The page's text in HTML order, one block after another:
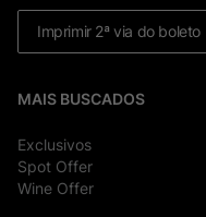
Imprimir 2ª via do boleto
MAIS BUSCADOS
Exclusivos
Spot Offer
Wine Offer